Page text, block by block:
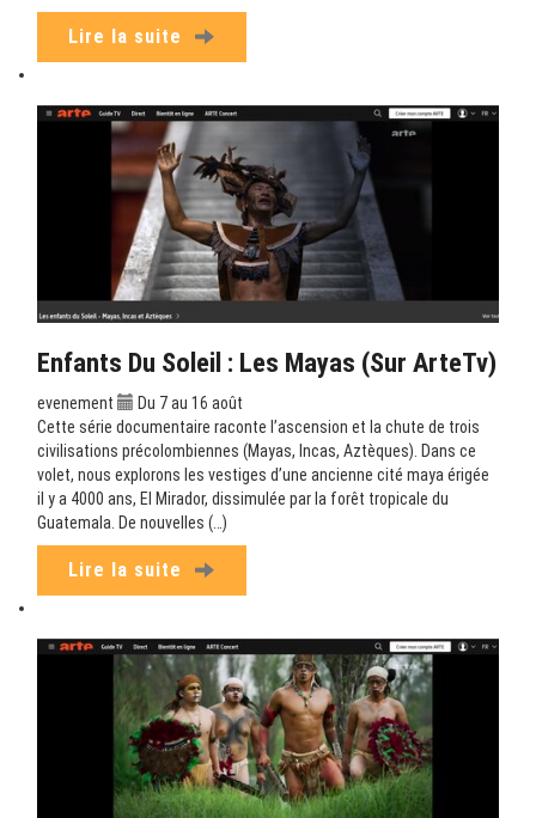
Lire la suite
Enfants Du Soleil : Les Mayas (sur ArteTv)
evenement
Du 7 au 16 août
Cette série documentaire raconte l’ascension et la chute de trois
civilisations précolombiennes (Mayas, Incas, Aztèques). Dans ce
volet, nous explorons les vestiges d’une ancienne cité maya érigée
il y a 4000 ans, El Mirador, dissimulée par la forêt tropicale du
Guatemala. De nouvelles (…)
Lire la suite